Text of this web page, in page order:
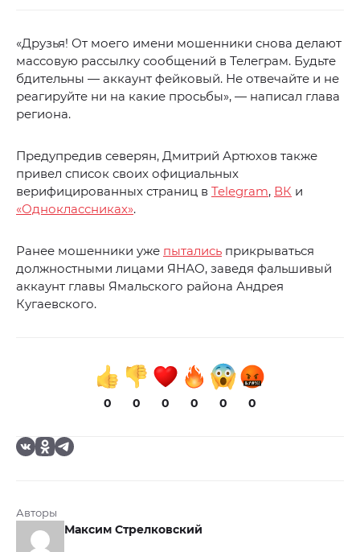
«Друзья! От моего имени мошенники снова делают
массовую рассылку сообщений в Телеграм. Будьте
бдительны — аккаунт фейковый. Не отвечайте и не
реагируйте ни на какие просьбы», — написал глава
региона.
Предупредив северян, Дмитрий Артюхов также
привел список своих официальных
верифицированных страниц в Telegram, ВК и
«Одноклассниках».
Ранее мошенники уже пытались прикрываться
должностными лицами ЯНАО, заведя фальшивый
аккаунт главы Ямальского района Андрея
Кугаевского.
0 0 0 0 0 0
Авторы
Максим Стрелковский